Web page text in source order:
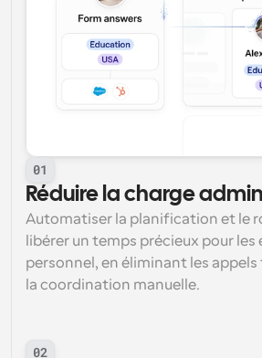
01
Réduire la charge
Automatiser la planification et le
libérer un temps précieux pour
personnel, en éliminant les
la coordination manuelle.
02